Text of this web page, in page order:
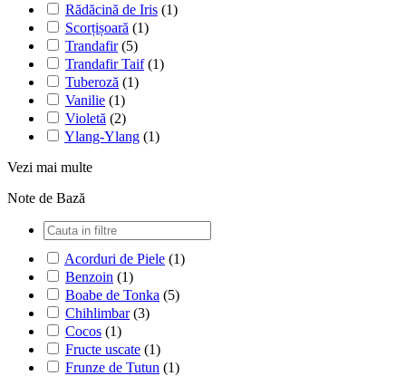
Rădăcină de Iris (1)
Scorțișoară (1)
Trandafir (5)
Trandafir Taif (1)
Tuberoză (1)
Vanilie (1)
Violetă (2)
Ylang-Ylang (1)
Vezi mai multe
Note de Bază
Acorduri de Piele (1)
Benzoin (1)
Boabe de Tonka (5)
Chihlimbar (3)
Cocos (1)
Fructe uscate (1)
Frunze de Tutun (1)